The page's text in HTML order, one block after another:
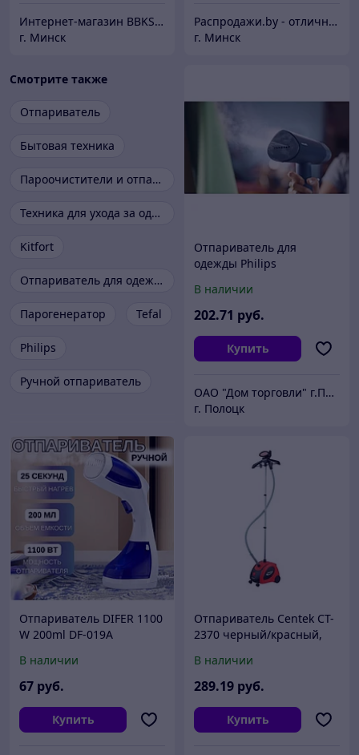
Интернет-магазин BBKSHOP.BY
г. Минск
Распродажи.by - отличные товары по низким ценам!
г. Минск
Смотрите также
Отпариватель
Бытовая техника
Пароочистители и отпариватели
Техника для ухода за одеждой
Kitfort
Отпариватель для одежды
Парогенератор Tefal
Philips
Ручной отпариватель
Отпариватель для
одежды Philips
В наличии
202.71 руб.
Купить
ОАО "Дом торговли" г.Полоцк
г. Полоцк
Отпариватель DIFER 1100
W 200ml DF-019A
В наличии
67 руб.
Купить
Отпариватель Centek CT-
2370 черный/красный,
В наличии
289.19 руб.
Купить